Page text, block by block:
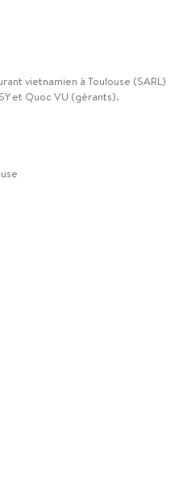
vietnamien à Toulouse (SARL)
et Quoc VU (gérants).